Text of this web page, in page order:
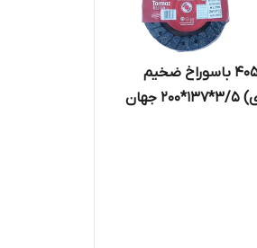
لنت کلاچ پژو 405 باسوراخ ضخیم
(بسته 5 عددی) 3/5*137*200 جهان